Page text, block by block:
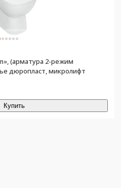
2-режим
дюропласт, микролифт
Купить